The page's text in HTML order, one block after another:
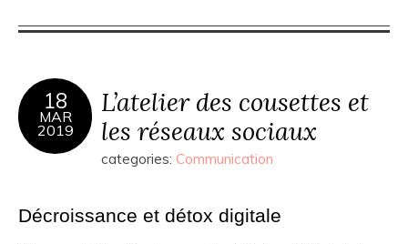
18
MAR
2019
L’atelier des cousettes et
les réseaux sociaux
categories: Communication
Décroissance et détox digitale